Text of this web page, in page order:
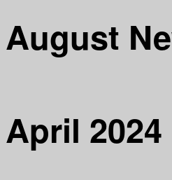
August
April